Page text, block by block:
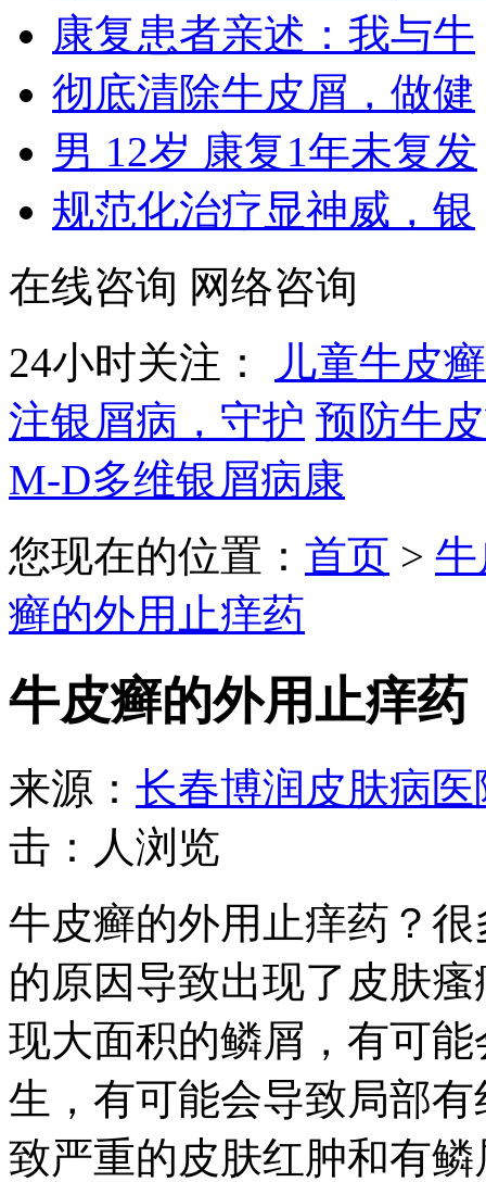
康复患者亲述：我与牛
彻底清除牛皮屑，做健
男 12岁 康复1年未复发
规范化治疗显神威，银
在线咨询 网络咨询
24小时关注：
儿童牛皮
注银屑病，守护 预防牛
M-D多维银屑病康
您现在的位置： 首页 >
癣的外用止痒药
牛皮癣的外用止痒药
来源： 长春博润皮肤病医
击： 人浏览
牛皮癣的外用止痒药？
的原因导致出现了皮肤
现大面积的鳞屑，有可
生，有可能会导致局部
致严重的皮肤红肿和有